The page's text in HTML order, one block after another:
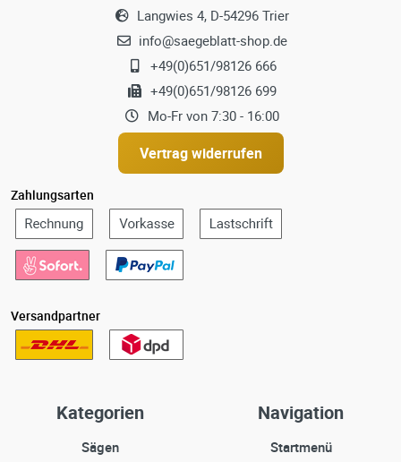
Langwies 4, D-54296 Trier
info@saegeblatt-shop.de
+49(0)651/98126 666
+49(0)651/98126 699
Mo-Fr von 7:30 - 16:00
Vertrag widerrufen
Zahlungsarten
Versandpartner
Kategorien
Sägen
Navigation
Startmenü